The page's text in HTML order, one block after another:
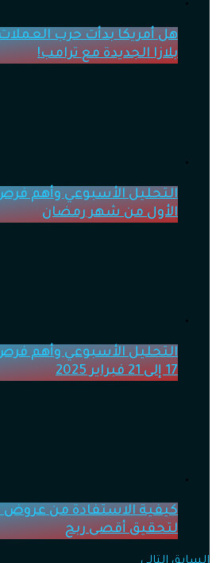
هل أمريكا بدأت حرب
بلازا الجديدة مع ترامب!
التحليل الأسبوعي وأهم
الأول من شهر رمضان
التحليل الأسبوعي وأهم
17 إلى 21 فبراير 2025
كيفية الاستفادة من عروض
لتحقيق أقصى ربح